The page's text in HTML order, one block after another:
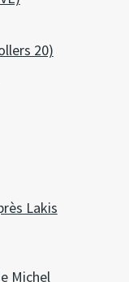
20)
Lakis
Michel